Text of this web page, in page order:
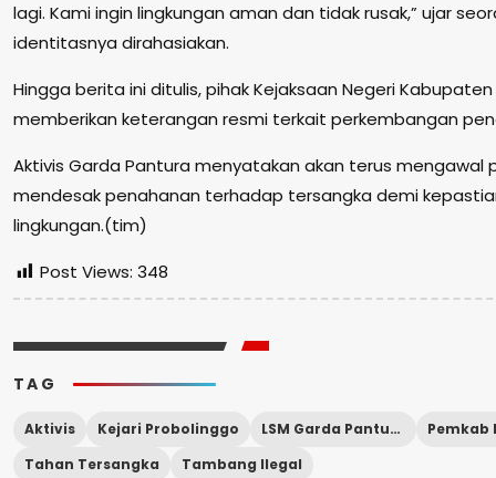
lagi. Kami ingin lingkungan aman dan tidak rusak,” ujar
identitasnya dirahasiakan.
Hingga berita ini ditulis, pihak Kejaksaan Negeri
memberikan keterangan resmi terkait perkembangan
Aktivis Garda Pantura menyatakan akan terus mengawal
mendesak penahanan terhadap tersangka demi
lingkungan.(tim)
Post Views: 348
TAG
Aktivis Kejari Probolinggo
LSM Garda Pantura
Tahan Tersangka
Tambang Ilegal